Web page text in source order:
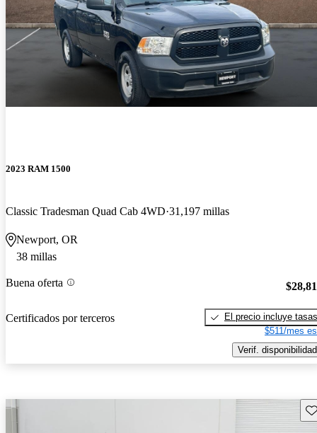
2023 RAM 1500
Classic Tradesman Quad Cab 4WD 31,197 millas
Newport, OR
38 millas
Buena oferta
Certificados por terceros
El precio incluye tasas
$511/mes
Verif. disponibilidad